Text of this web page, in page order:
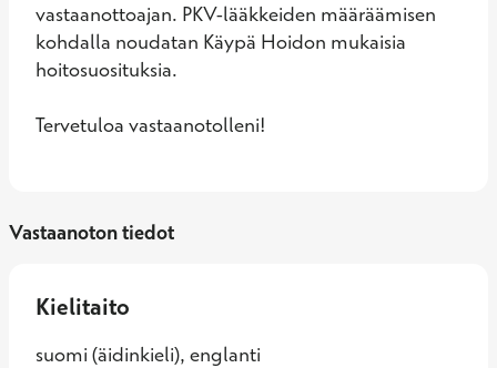
vastaanottoajan. PKV-lääkkeiden määräämisen
kohdalla noudatan Käypä Hoidon mukaisia
hoitosuosituksia.
Tervetuloa vastaanotolleni!
Vastaanoton tiedot
Kielitaito
suomi (äidinkieli), englanti